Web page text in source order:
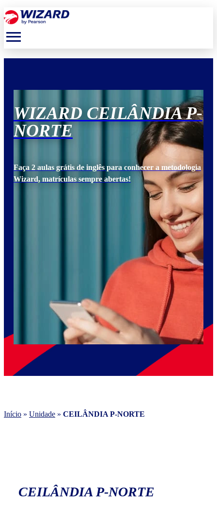
menu
WIZARD CEILÂNDIA P-
NORTE
Faça 2 aulas grátis de inglês para conhecer a metodologia
Wizard, matrículas sempre abertas!
Início » Unidade » CEILÂNDIA P-NORTE
CEILÂNDIA P-NORTE